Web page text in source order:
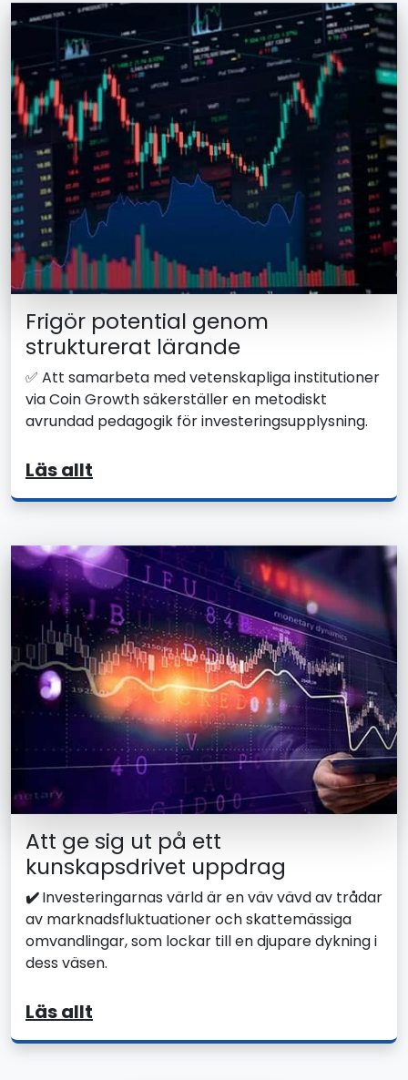
Frigör potential genom
strukturerat lärande
✅ Att samarbeta med vetenskapliga institutioner
via Coin Growth säkerställer en metodiskt
avrundad pedagogik för investeringsupplysning.
Läs allt
Att ge sig ut på ett
kunskapsdrivet uppdrag
✔️Investeringarnas värld är en väv vävd av trådar
av marknadsfluktuationer och skattemässiga
omvandlingar, som lockar till en djupare dykning i
dess väsen.
Läs allt